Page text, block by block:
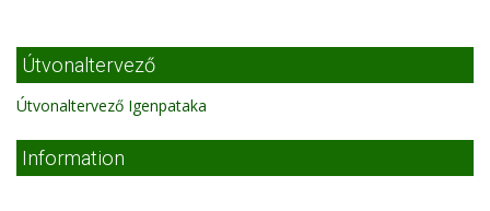
Útvonaltervező
Útvonaltervező Igenpataka
Information